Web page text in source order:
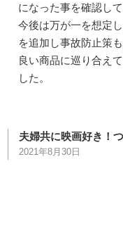
になった事を確認して
今後は万が一を想定
を追加し事故防止策
良い商品に巡り合え
した。
夫婦共に映画好き！
2021年8月30日